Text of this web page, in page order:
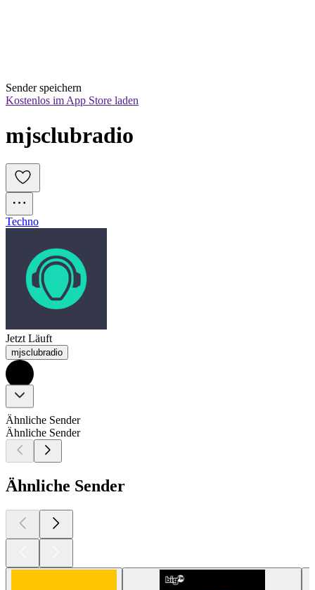
Sender speichern
Kostenlos im App Store laden
mjsclubradio
Techno
Jetzt Läuft
mjsclubradio
Ähnliche Sender
Ähnliche Sender
Ähnliche Sender